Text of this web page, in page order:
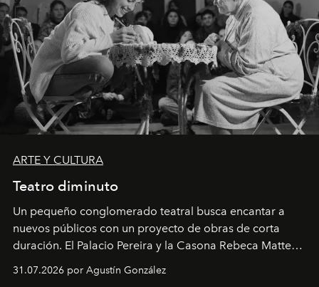
ARTE Y CULTURA
Teatro diminuto
Un pequeño conglomerado teatral busca encantar a
nuevos públicos con un proyecto de obras de corta
duración. El Palacio Pereira y la Casona Rebeca Matte
son algunos de los lugares que han albergado estas
miniobras. Sus puestas en escena son limpias; ponen el
31.07.2026 por Agustín González